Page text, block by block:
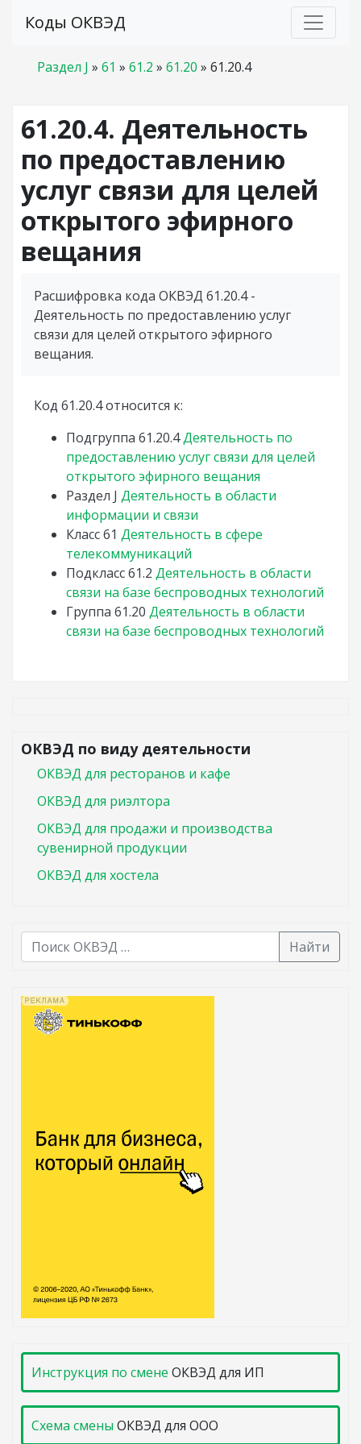
Коды ОКВЭД
Раздел J » 61 » 61.2 » 61.20 » 61.20.4
61.20.4. Деятельность
по предоставлению
услуг связи для целей
открытого эфирного
вещания
Расшифровка кода ОКВЭД 61.20.4 -
Деятельность по предоставлению услуг
связи для целей открытого эфирного
вещания.
Код 61.20.4 относится к:
Подгруппа 61.20.4Деятельность по
предоставлению услуг связи для целей
открытого эфирного вещания
Раздел J Деятельность в области
информации и связи
Класс61 Деятельность в сфере
телекоммуникаций
Подкласс61.2 Деятельность в области
связи на базе беспроводных технологий
Группа 61.20 Деятельность в области
связи на базе беспроводных технологий
ОКВЭД по виду деятельности
ОКВЭД для ресторанов и кафе
ОКВЭД для риэлтора
ОКВЭД для продажи и производства
сувенирной продукции
ОКВЭД для хостела
Найти
В списке найденных результатов используйте
Инструкция по смене ОКВЭД для ИП
Схема смены ОКВЭД для ООО